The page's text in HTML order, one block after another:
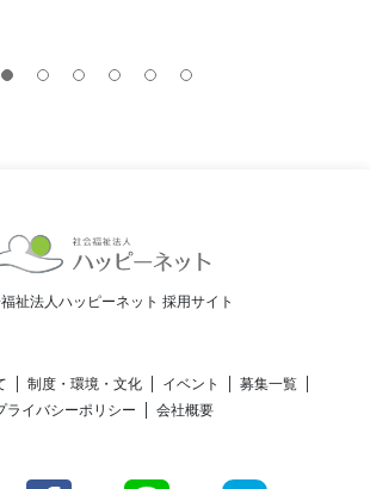
祉法人ハッピーネット 採用サイト
制度・環境・文化 イベント
募集一覧
ライバシーポリシー
会社概要